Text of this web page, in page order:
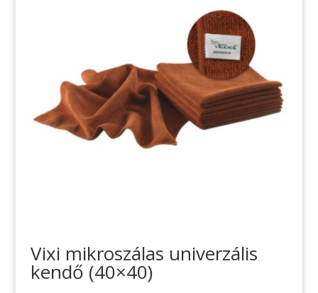
Vixi mikroszálas univerzális
kendő (40×40)